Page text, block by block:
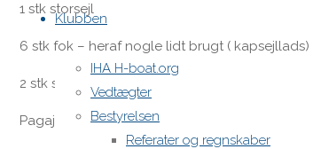
to
content
Klubben
IHA H-boat.org
Vedtægter
Bestyrelsen
Referater og regnskaber
1 stk storsejl
6 stk fok – heraf nogle lidt brugt ( kapsejllads)
2 stk spiler
Pagaj